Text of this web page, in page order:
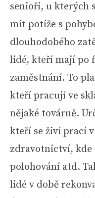
senioři, u kterých
mít potíže s
dlouhodobého
lidé, kteří mají po
zaměstnání. To
kteří pracují ve
nějaké továrně.
kteří se živí prací
zdravotnictví, kde
polohování atd.
lidé v době